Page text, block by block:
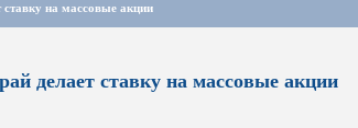
ставку на массовые акции
делает ставку на массовые акции